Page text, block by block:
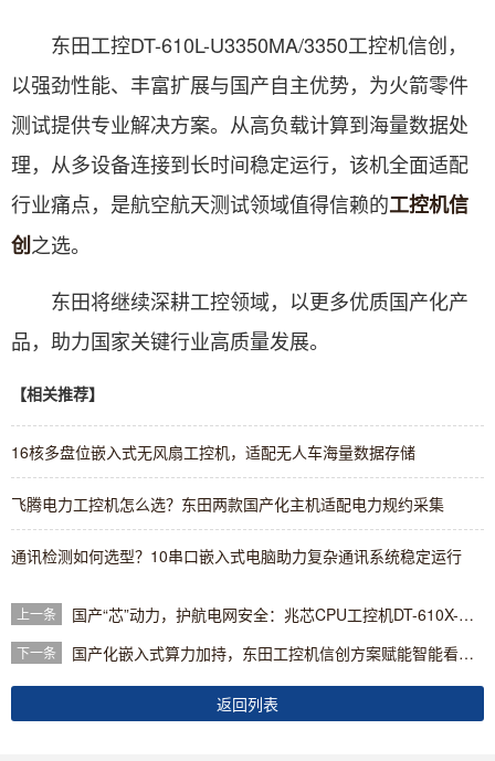
东田工控DT-610L-U3350MA/3350工控机信创，
以强劲性能、丰富扩展与国产自主优势，为火箭零件
测试提供专业解决方案。从高负载计算到海量数据处
理，从多设备连接到长时间稳定运行，该机全面适配
行业痛点，是航空航天测试领域值得信赖的工控机信
创之选。
东田将继续深耕工控领域，以更多优质国产化产
品，助力国家关键行业高质量发展。
【相关推荐】
16核多盘位嵌入式无风扇工控机，适配无人车海量数据存储
飞腾电力工控机怎么选？东田两款国产化主机适配电力规约采集
通讯检测如何选型？10串口嵌入式电脑助力复杂通讯系统稳定运行
上一条 国产“芯”动力，护航电网安全：兆芯CPU工控机DT-610X-U6780A在继电保护领域的应用
下一条 国产化嵌入式算力加持，东田工控机信创方案赋能智能看板系统新升级
返回列表